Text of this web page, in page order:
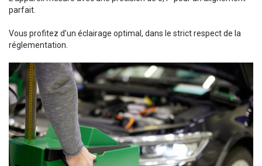
parfait.
Vous profitez d’un éclairage optimal, dans le strict respect de la
réglementation.